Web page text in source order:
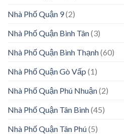
Nhà Phố Quận 9(2)
Nhà Phố Quận Bình Tân(3)
Nhà Phố Quận Bình Thạnh(60)
Nhà Phố Quận Gò Vấp (1)
Nhà Phố Quận Phú Nhuận(2)
Nhà Phố Quận Tân Bình(45)
Nhà Phố Quận Tân Phú(5)